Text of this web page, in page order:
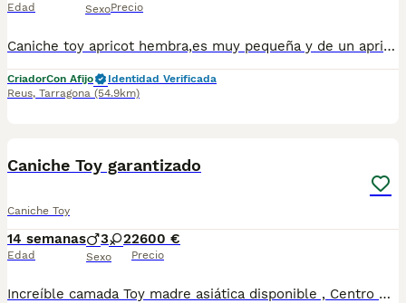
Edad SexoPrecio
Caniche toy apricot hembra,es muy pequeña y de un apricot intenso criada en ambiente familiar muy dulce con cartilla sanitaria vacuna chip desparasitación con garantía víricas y congenitas
CriadorCon Afijo
Identidad Verificada
Reus, Tarragona (54.9km)
Caniche Toy garantizado
Caniche Toy
14 semanas
Edad
3 2
Sexo
2600 €
Precio
Increíble camada Toy madre asiática disponible , Centro Canino Vallbonica es mucho más que un centro de cría , es un equipo amante de los animales y apasionados con su trabajo y muy comprometidos con el bienestar animal. Somos Criadores directos, sin intermediarios, con más de 20 años de experiencia y Apostamos por una cría responsable y una cuidada selección de nuestros progenitores. TODOS nuestros bebés nacen y se crían en nuestras instalaciones rodeados de naturaleza y cariño , asegurando así un correcto desarrollo y una magnífica socialización, consiguiendo en cada ejemplar un carácter juguetón y extrovertido algo primordial para su adaptación como un miembro más en tu familia . Se entregan con carnet de vacunas correspondiente a su edad , desparasitados y microchip implantado y activado en registro de Anicom. Facilitamos junto al cachorro contrato de compra con garantías víricas de 15 días y congénitas de 1 año . Contamos con un gran equipo de profesionales entre los que se encuentran educadores, auxiliares y Veterinarios ofreciendo los controles sanitarios necesarios así como continua vigilancia asesorándote durante todos el proceso y al llegar a casa. Hacemos envíos a toda España con empresa de transporte privado, proporcionando un viaje confortable y ofreciendo las atenciones necesarias a nuestros bebés . Nuestros precios son REALES ( incluye el IVA) y sin sorpresas finales . Si estás interesado en alguno de nuestros ejemplares solicita información sin compromiso. También atendemos vía WhatsApp ☎️722269698 - 722374274 📍Piera (Barcelona)